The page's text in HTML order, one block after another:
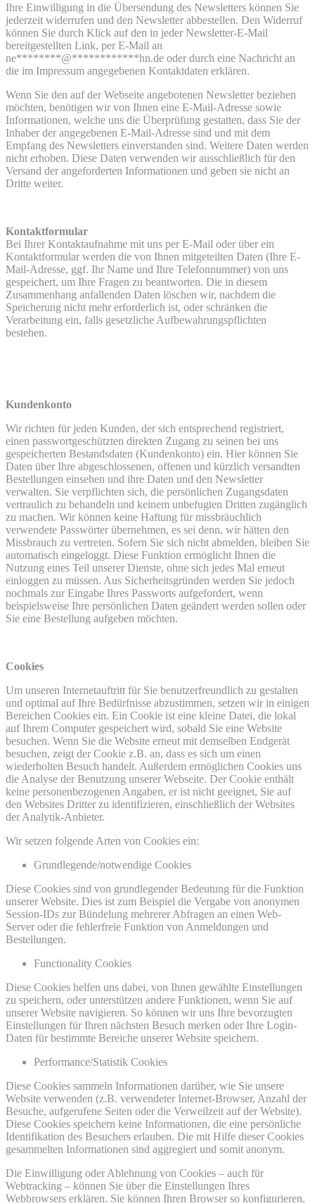
Ihre Einwilligung in die Übersendung des Newsletters können Sie
jederzeit widerrufen und den Newsletter abbestellen. Den Widerruf
können Sie durch Klick auf den in jeder Newsletter-E-Mail
bereitgestellten Link, per E-Mail an
ne********@************hn.de oder durch eine Nachricht an
die im Impressum angegebenen Kontaktdaten erklären.
Wenn Sie den auf der Webseite angebotenen Newsletter beziehen
möchten, benötigen wir von Ihnen eine E-Mail-Adresse sowie
Informationen, welche uns die Überprüfung gestatten, dass Sie der
Inhaber der angegebenen E-Mail-Adresse sind und mit dem
Empfang des Newsletters einverstanden sind. Weitere Daten werden
nicht erhoben. Diese Daten verwenden wir ausschließlich für den
Versand der angeforderten Informationen und geben sie nicht an
Dritte weiter.
Kontaktformular
Bei Ihrer Kontaktaufnahme mit uns per E-Mail oder über ein
Kontaktformular werden die von Ihnen mitgeteilten Daten (Ihre E-
Mail-Adresse, ggf. Ihr Name und Ihre Telefonnummer) von uns
gespeichert, um Ihre Fragen zu beantworten. Die in diesem
Zusammenhang anfallenden Daten löschen wir, nachdem die
Speicherung nicht mehr erforderlich ist, oder schränken die
Verarbeitung ein, falls gesetzliche Aufbewahrungspflichten
bestehen.
Kundenkonto
Wir richten für jeden Kunden, der sich entsprechend registriert,
einen passwortgeschützten direkten Zugang zu seinen bei uns
gespeicherten Bestandsdaten (Kundenkonto) ein. Hier können Sie
Daten über Ihre abgeschlossenen, offenen und kürzlich versandten
Bestellungen einsehen und ihre Daten und den Newsletter
verwalten. Sie verpflichten sich, die persönlichen Zugangsdaten
vertraulich zu behandeln und keinem unbefugten Dritten zugänglich
zu machen. Wir können keine Haftung für missbräuchlich
verwendete Passwörter übernehmen, es sei denn, wir hätten den
Missbrauch zu vertreten. Sofern Sie sich nicht abmelden, bleiben Sie
automatisch eingeloggt. Diese Funktion ermöglicht Ihnen die
Nutzung eines Teil unserer Dienste, ohne sich jedes Mal erneut
einloggen zu müssen. Aus Sicherheitsgründen werden Sie jedoch
nochmals zur Eingabe Ihres Passworts aufgefordert, wenn
beispielsweise Ihre persönlichen Daten geändert werden sollen oder
Sie eine Bestellung aufgeben möchten.
Cookies
Um unseren Internetauftritt für Sie benutzerfreundlich zu gestalten
und optimal auf Ihre Bedürfnisse abzustimmen, setzen wir in einigen
Bereichen Cookies ein. Ein Cookie ist eine kleine Datei, die lokal
auf Ihrem Computer gespeichert wird, sobald Sie eine Website
besuchen. Wenn Sie die Website erneut mit demselben Endgerät
besuchen, zeigt der Cookie z.B. an, dass es sich um einen
wiederholten Besuch handelt. Außerdem ermöglichen Cookies uns
die Analyse der Benutzung unserer Webseite. Der Cookie enthält
keine personenbezogenen Angaben, er ist nicht geeignet, Sie auf
den Websites Dritter zu identifizieren, einschließlich der Websites
der Analytik-Anbieter.
Wir setzen folgende Arten von Cookies ein:
Grundlegende/notwendige Cookies
Diese Cookies sind von grundlegender Bedeutung für die Funktion
unserer Website. Dies ist zum Beispiel die Vergabe von anonymen
Session-IDs zur Bündelung mehrerer Abfragen an einen Web-
Server oder die fehlerfreie Funktion von Anmeldungen und
Bestellungen.
Functionality Cookies
Diese Cookies helfen uns dabei, von Ihnen gewählte Einstellungen
zu speichern, oder unterstützen andere Funktionen, wenn Sie auf
unserer Website navigieren. So können wir uns Ihre bevorzugten
Einstellungen für Ihren nächsten Besuch merken oder Ihre Login-
Daten für bestimmte Bereiche unserer Website speichern.
Performance/Statistik Cookies
Diese Cookies sammeln Informationen darüber, wie Sie unsere
Website verwenden (z.B. verwendeter Internet-Browser, Anzahl der
Besuche, aufgerufene Seiten oder die Verweilzeit auf der Website).
Diese Cookies speichern keine Informationen, die eine persönliche
Identifikation des Besuchers erlauben. Die mit Hilfe dieser Cookies
gesammelten Informationen sind aggregiert und somit anonym.
Die Einwilligung oder Ablehnung von Cookies – auch für
Webtracking – können Sie über die Einstellungen Ihres
Webbrowsers erklären. Sie können Ihren Browser so konfigurieren,